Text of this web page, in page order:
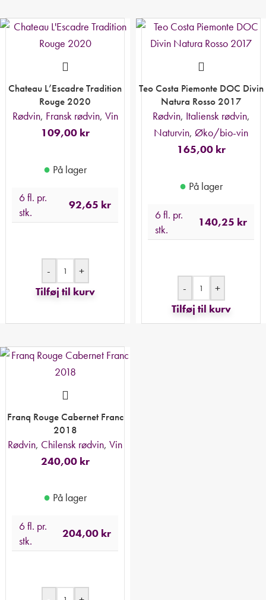
Chateau L’Escadre Tradition
Rouge 2020
Rødvin, Fransk rødvin, Vin
109,00 kr
● På lager
6 fl. pr.
stk.
92,65 kr
-
+
Tilføj til kurv
Teo Costa Piemonte DOC Divin
Natura Rosso 2017
Rødvin, Italiensk rødvin,
Naturvin, Øko/bio-vin
165,00 kr
● På lager
6 fl. pr.
stk.
140,25 kr
-
+
Tilføj til kurv
Franq Rouge Cabernet Franc
2018
Rødvin, Chilensk rødvin, Vin
240,00 kr
● På lager
6 fl. pr.
stk.
204,00 kr